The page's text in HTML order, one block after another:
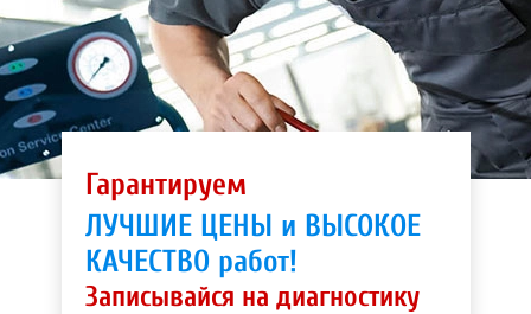
Гарантируем
ЛУЧШИЕ ЦЕНЫ и ВЫСОКОЕ
КАЧЕСТВО работ!
Записывайся на диагностику